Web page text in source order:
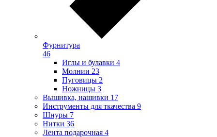
Фурнитура
46
Иглы и булавки 4
Молнии 23
Пуговицы 2
Ножницы 3
Вышивка, нашивки 17
Инструменты для ткачества 9
Шнуры 7
Нитки 36
Лента подарочная 4